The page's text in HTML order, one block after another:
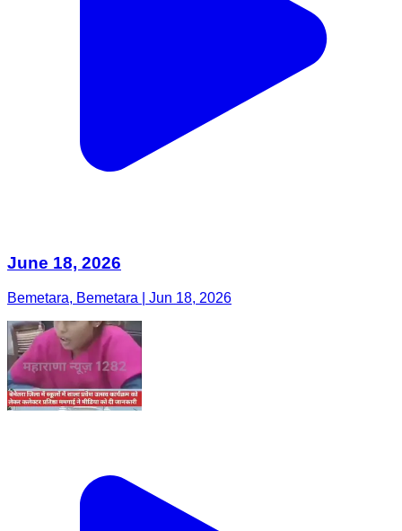
June 18, 2026
Bemetara, Bemetara | Jun 18, 2026